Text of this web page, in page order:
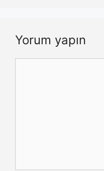
Yorum yapın